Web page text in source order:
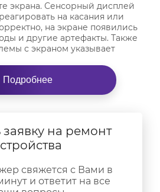
экрана. Сенсорный дисплей
на касания или
на экране появились
и другие артефакты. Также
с экраном указывает
с аккумулятором. Он либо
разряжается, либо не может
будет постоянно выключаться
минусовой
на улице.
Заметили, что камера
16 перестала фокусироваться
вспышка? Видите, что камера
Подробнее
заявку на ремонт
свяжется с Вами в
и ответит на все